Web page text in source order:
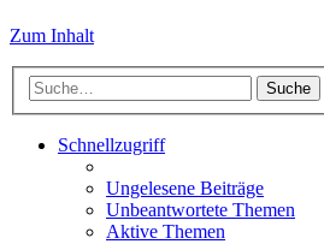
Zum Inhalt
Suche
Schnellzugriff
Ungelesene Beiträge
Unbeantwortete Themen
Aktive Themen